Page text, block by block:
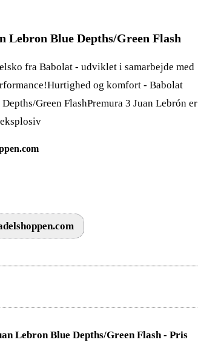
Lebron Blue Depths/Green Flash
fra Babolat - udviklet i samarbejde med
og komfort - Babolat
Green FlashPremura 3 Juan Lebrón er